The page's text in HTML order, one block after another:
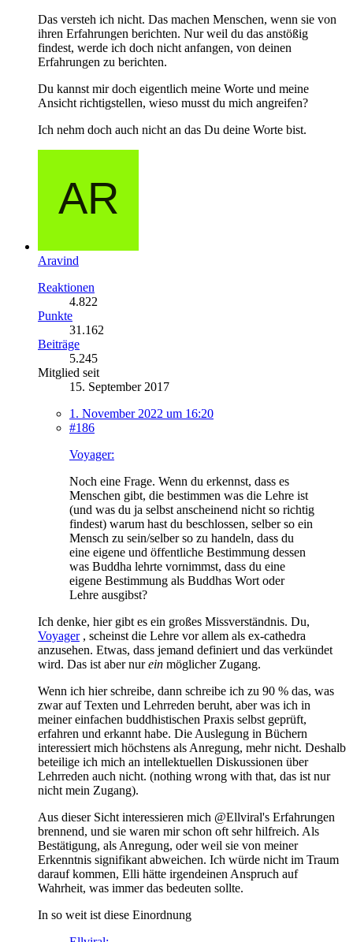
Das versteh ich nicht. Das machen Menschen, wenn sie von
ihren Erfahrungen berichten. Nur weil du das anstößig
findest, werde ich doch nicht anfangen, von deinen
Erfahrungen zu berichten.
Du kannst mir doch eigentlich meine Worte und meine
Ansicht richtigstellen, wieso musst du mich angreifen?
Ich nehm doch auch nicht an das Du deine Worte bist.
Aravind
Reaktionen
4.822
Punkte
31.162
Beiträge
5.245
Mitglied seit
15. September 2017
1. November 2022 um 16:20
#186
Voyager:
Noch eine Frage. Wenn du erkennst, dass es
Menschen gibt, die bestimmen was die Lehre ist
(und was du ja selbst anscheinend nicht so richtig
findest) warum hast du beschlossen, selber so ein
Mensch zu sein/selber so zu handeln, dass du
eine eigene und öffentliche Bestimmung dessen
was Buddha lehrte vornimmst, dass du eine
eigene Bestimmung als Buddhas Wort oder
Lehre ausgibst?
Ich denke, hier gibt es ein großes Missverständnis. Du,
Voyager, scheinst die Lehre vor allem als ex-cathedra
anzusehen. Etwas, dass jemand definiert und das verkündet
wird. Das ist aber nurein möglicher Zugang.
Wenn ich hier schreibe, dann schreibe ich zu 90 % das, was
zwar auf Texten und Lehrreden beruht, aber was ich in
meiner einfachen buddhistischen Praxis selbst geprüft,
erfahren und erkannt habe. Die Auslegung in Büchern
interessiert mich höchstens als Anregung, mehr nicht. Deshalb
beteilige ich mich an intellektuellen Diskussionen über
Lehrreden auch nicht. (nothing wrong with that, das ist nur
nicht mein Zugang).
Aus dieser Sicht interessieren mich @Ellviral's Erfahrungen
brennend, und sie waren mir schon oft sehr hilfreich. Als
Bestätigung, als Anregung, oder weil sie von meiner
Erkenntnis signifikant abweichen. Ich würde nicht im Traum
darauf kommen, Elli hätte irgendeinen Anspruch auf
Wahrheit, was immer das bedeuten sollte.
In so weit ist diese Einordnung